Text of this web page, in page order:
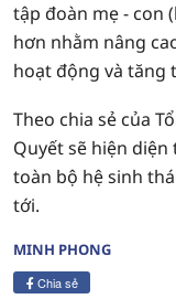
tập đoàn mẹ - con
hơn nhằm nâng
hoạt động và tăng
Theo chia sẻ của
Quyết sẽ hiện
toàn bộ hệ sinh
tới.
MINH PHONG
Chia sẻ